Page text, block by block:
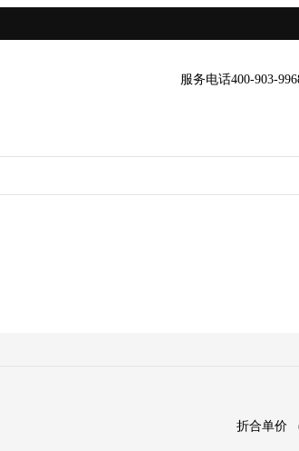
服务电话400-903-
折合单价